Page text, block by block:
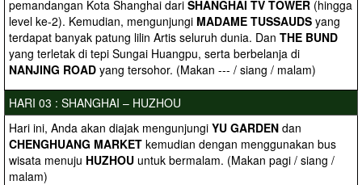
pemandangan Kota Shanghai dari SHANGHAI TV TOWER (hingga
level ke-2). Kemudian, mengunjungi MADAME TUSSAUDS yang
terdapat banyak patung lilin Artis seluruh dunia. Dan THE BUND
yang terletak di tepi Sungai Huangpu, serta berbelanja di
NANJING ROAD yang tersohor. (Makan --- / siang / malam)
HARI 03 : SHANGHAI – HUZHOU
Hari ini, Anda akan diajak mengunjungi YU GARDEN dan
CHENGHUANG MARKET kemudian dengan menggunakan bus
wisata menuju HUZHOU untuk bermalam. (Makan pagi / siang /
malam)